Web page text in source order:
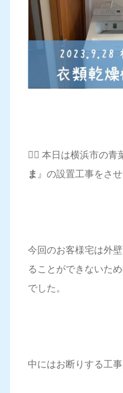
💁‍♀️ 本日は横浜市の青
ま 』の設置工事をさ
今回のお客様宅は外
ることができないた
でした。
中にはお断りする工